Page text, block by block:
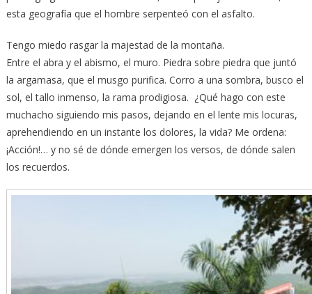
esta geografía que el hombre serpenteó con el asfalto.
Tengo miedo rasgar la majestad de la montaña.
Entre el abra y el abismo, el muro. Piedra sobre piedra que juntó
la argamasa, que el musgo purifica. Corro a una sombra, busco el
sol, el tallo inmenso, la rama prodigiosa. ¿Qué hago con este
muchacho siguiendo mis pasos, dejando en el lente mis locuras,
aprehendiendo en un instante los dolores, la vida? Me ordena:
¡Acción!… y no sé de dónde emergen los versos, de dónde salen
los recuerdos.